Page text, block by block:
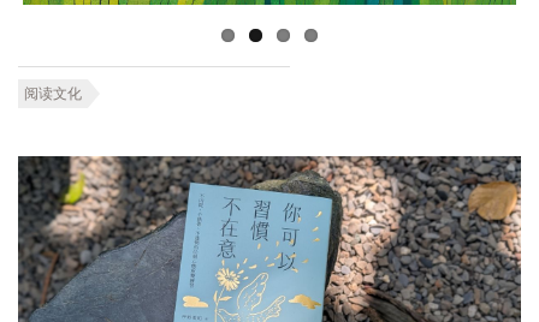
阅读文化